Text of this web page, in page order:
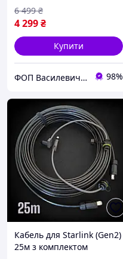
4 299₴
6 499 ₴
Купити
ФОП Василевич Василь Андрійович 98%
Кабель для Starlink (Gen2)
25м з комплектом